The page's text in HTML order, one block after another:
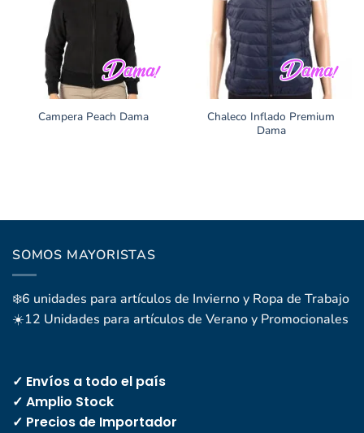
Campera Peach Dama
Chaleco Inflado Premium
Dama
SOMOS MAYORISTAS
❄️6 unidades para artículos de Invierno y Ropa de Trabajo
☀️12 Unidades para artículos de Verano y Promocionales
✓ Envíos a todo el país
✓ Amplio Stock
✓ Precios de Importador